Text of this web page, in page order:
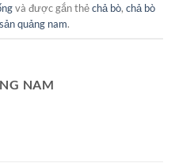
và được gắn thẻchả bò, chả bò
quảng nam.
NAM